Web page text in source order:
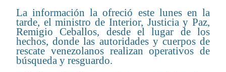
La información la ofreció este lunes en la
tarde, el ministro de Interior, Justicia y Paz,
Remigio Ceballos, desde el lugar de los
hechos, donde las autoridades y cuerpos de
rescate venezolanos realizan operativos de
búsqueda y resguardo.